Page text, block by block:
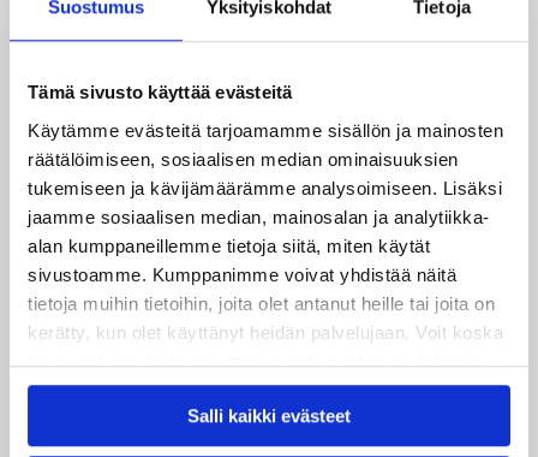
Suostumus Yksityiskohdat Tietoja
Tämä sivusto käyttää evästeitä
Käytämme evästeitä tarjoamamme sisällön ja mainosten
räätälöimiseen, sosiaalisen median ominaisuuksien
tukemiseen ja kävijämäärämme analysoimiseen. Lisäksi
jaamme sosiaalisen median, mainosalan ja analytiikka-
alan kumppaneillemme tietoja siitä, miten käytät
sivustoamme. Kumppanimme voivat yhdistää näitä
tietoja muihin tietoihin, joita olet antanut heille tai joita on
kerätty, kun olet käyttänyt heidän palvelujaan. Voit koska
tahansa kumota tai muuttaa suostumustasi evästeiden
käytöstäEvästeet-sivultamme.
Salli kaikki evästeet
Joukkueen yhteisharjoitukset ovat alkaneet – ensimmäinen
JYPin harjoitusottelut tulevalle 2026-2027 kaudelle on
julkaistu!
27.07.2026
Ruotsalaishyökkääjä Arvid Costmar JYPiin
25.06.2026
JYP ja Secto Rally Finland yhteistyöhön
Liiga-kauden 2026-2027 otteluohjelma on julkaistu!